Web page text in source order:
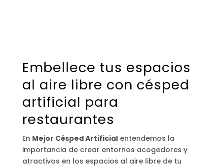
Embellece tus espacios
al aire libre con césped
artificial para
restaurantes
En Mejor Césped Artificialentendemos la
importancia de crear entornos acogedores y
atractivos en los espacios al aire libre de tu